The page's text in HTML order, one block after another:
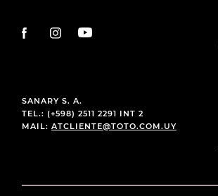
SANARY S. A.
TEL.: (+598) 2511 2291 INT 2
MAIL: ATCLIENTE@TOTO.COM.UY